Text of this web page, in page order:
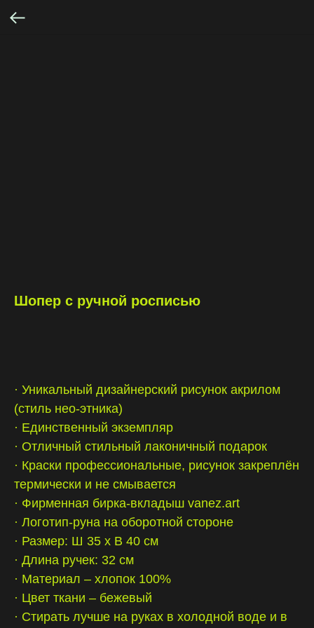
Шопер с ручной росписью
· Уникальный дизайнерский рисунок акрилом
(стиль нео-этника)
· Единственный экземпляр
· Отличный стильный лаконичный подарок
· Краски профессиональные, рисунок закреплён
термически и не смывается
· Фирменная бирка-вкладыш vanez.art
· Логотип-руна на оборотной стороне
· Размер: Ш 35 х В 40 см
· Длина ручек: 32 см
· Материал – хлопок 100%
· Цвет ткани – бежевый
· Стирать лучше на руках в холодной воде и в